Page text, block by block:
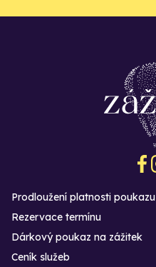
Prodloužení platnosti poukazu
Rezervace termínu
Dárkový poukaz na zážitek
Ceník služeb